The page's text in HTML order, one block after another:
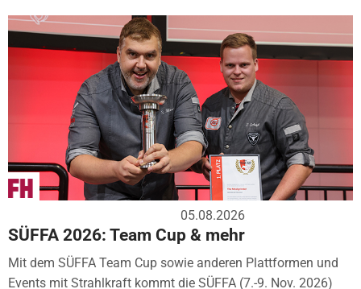
05.08.2026
SÜFFA 2026: Team Cup & mehr
Mit dem SÜFFA Team Cup sowie anderen Plattformen und
Events mit Strahlkraft kommt die SÜFFA (7.-9. Nov. 2026)